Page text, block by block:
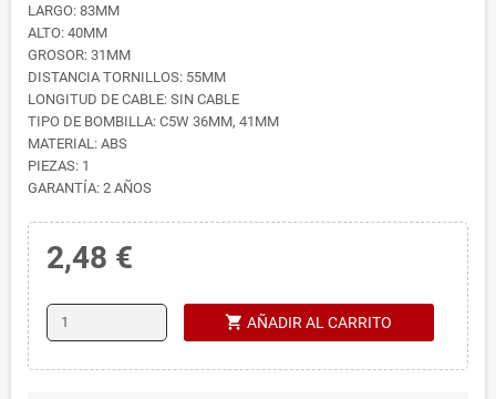
LARGO: 83MM
ALTO: 40MM
GROSOR: 31MM
DISTANCIA TORNILLOS: 55MM
LONGITUD DE CABLE: SIN CABLE
TIPO DE BOMBILLA: C5W 36MM, 41MM
MATERIAL: ABS
PIEZAS: 1
GARANTÍA: 2 AÑOS
2,48 €
shopping_cart AÑADIR AL CARRITO